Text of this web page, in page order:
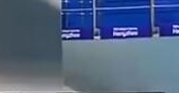
鐵騎交警一路開道護送
的晚年健康